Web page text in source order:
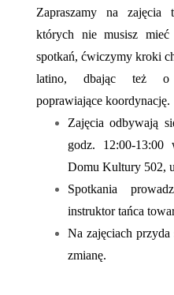
Zapraszamy na zajęcia
których nie musisz mieć
spotkań, ćwiczymy kroki
latino, dbając też o
poprawiające koordynację.
Zajęcia odbywają
godz. 12:00-
Domu Kultury 502,
Spotkania
instruktor tańca
Na zajęciach
zmianę.